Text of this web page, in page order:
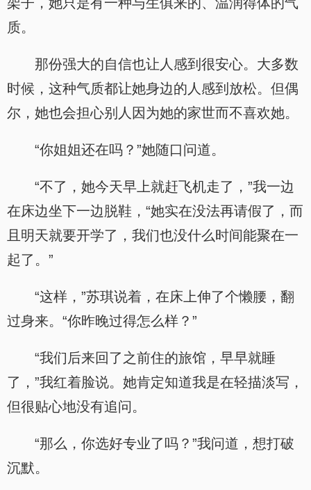
质。
那份强大的自信也让人感到很安心。大多数
时候，这种气质都让她身边的人感到放松。但偶
尔，她也会担心别人因为她的家世而不喜欢她。
“你姐姐还在吗？”她随口问道。
“不了，她今天早上就赶飞机走了，”我一边
在床边坐下一边脱鞋，“她实在没法再请假了，而
且明天就要开学了，我们也没什么时间能聚在一
起了。”
“这样，”苏琪说着，在床上伸了个懒腰，翻
过身来。“你昨晚过得怎么样？”
“我们后来回了之前住的旅馆，早早就睡
了，”我红着脸说。她肯定知道我是在轻描淡写，
但很贴心地没有追问。
“那么，你选好专业了吗？”我问道，想打破
沉默。